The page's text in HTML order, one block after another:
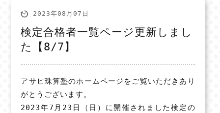
2023年08月07日
検定合格者一覧ページ更新しまし
た【8/7】
アサヒ珠算塾のホームページをご覧いただきあり
がとうございます。
2023年7月23日（日）に開催されました検定の